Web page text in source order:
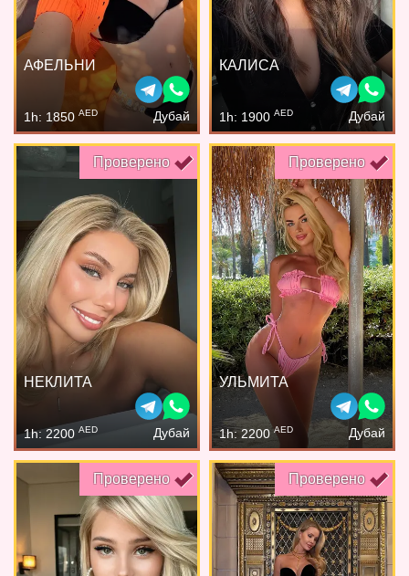
АФЕЛЬНИ
1h: 1850 AED Дубай
КАЛИСА
1h: 1900 AED Дубай
Проверено
НЕКЛИТА
1h: 2200 AED Дубай
Проверено
УЛЬМИТА
1h: 2200AED Дубай
Проверено Проверено